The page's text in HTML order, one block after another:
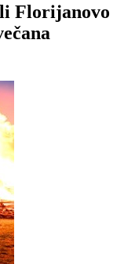
Florijanovo